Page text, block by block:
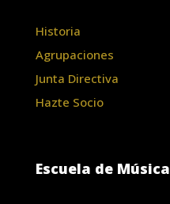
Historia
Agrupaciones
Junta Directiva
Hazte Socio
Escuela de Música